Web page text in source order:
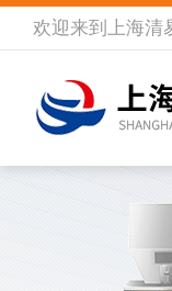
欢迎来到 上海清